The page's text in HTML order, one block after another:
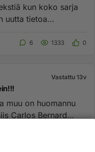
kun koko sarja
uutta tietoa
6 1333 0
Vastattu 13v
muu on huomannu
Carlos Bernard